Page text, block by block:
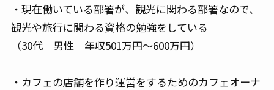
・現在働いている部署が、観光に関わる部署なので、
観光や旅行に関わる資格の勉強をしている
（30代 男性 年収501万円～600万円）
・カフェの店舗を作り運営をするためのカフェオーナ